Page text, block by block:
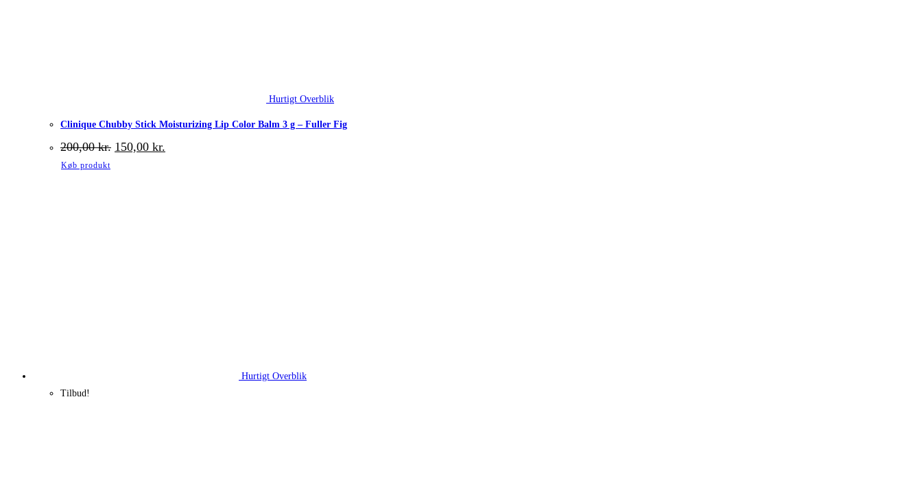
Hurtigt Overblik
Clinique Chubby Stick Moisturizing Lip Color Balm 3 g – Fuller Fig
200,00kr. Den
oprindelige
150,00 kr.
Køb produkt
Hurtigt Overblik
Tilbud!